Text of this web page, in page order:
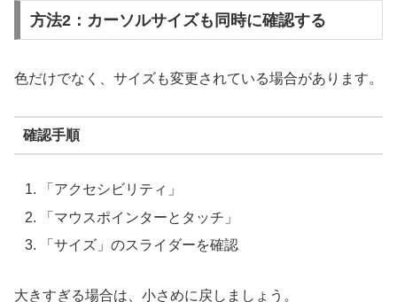
方法2：カーソルサイズも同時に確認する
色だけでなく、サイズも変更されている場合があります。
確認手順
「アクセシビリティ」
「マウスポインターとタッチ」
「サイズ」のスライダーを確認
大きすぎる場合は、小さめに戻しましょう。